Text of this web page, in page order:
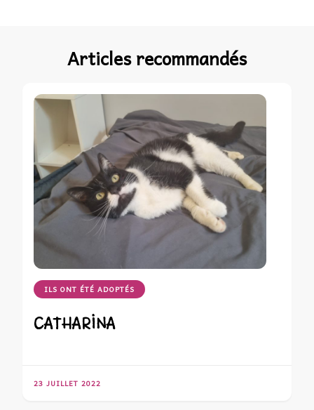
Articles recommandés
ILS ONT ÉTÉ ADOPTÉS
CATHARINA
23 JUILLET 2022